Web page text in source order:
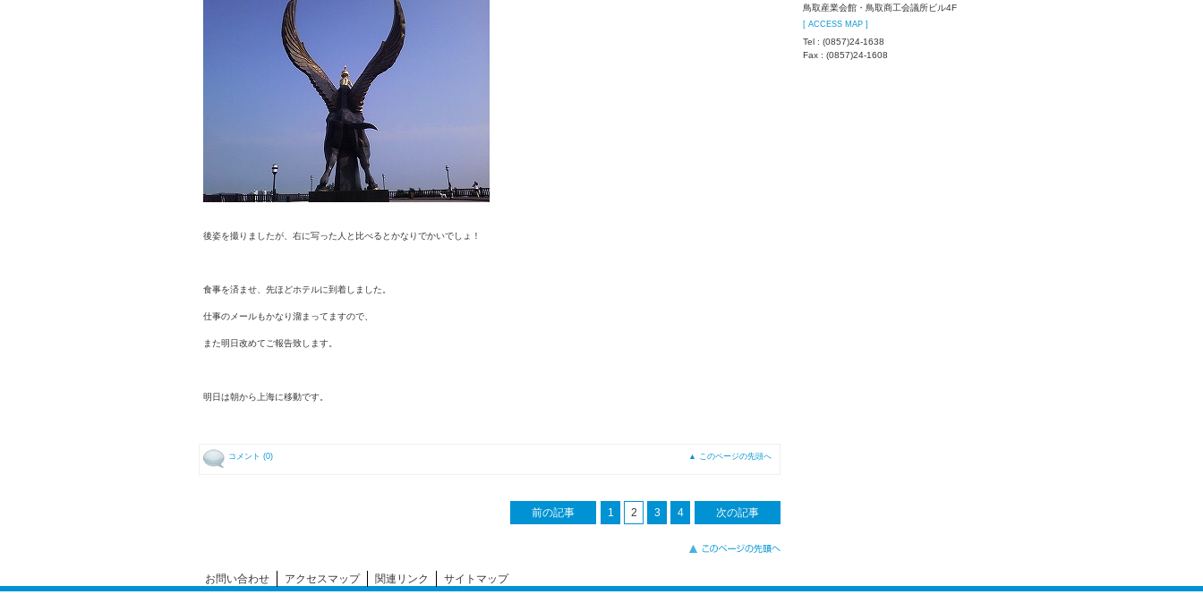
後姿を撮りましたが、右に写った人と比べるとかなりでかいでしょ！
食事を済ませ、先ほどホテルに到着しました。
仕事のメールもかなり溜まってますので、
また明日改めてご報告致します。
明日は朝から上海に移動です。
コメント (0) ▲ このページの先頭へ
次の記事
1 2 3 4
前の記事
鳥取産業会館・鳥取商工会議所ビル4F
[ ACCESS MAP ]
Tel : (0857)24-1638
Fax : (0857)24-1608
お問い合わせ アクセスマップ 関連リンク サイトマップ